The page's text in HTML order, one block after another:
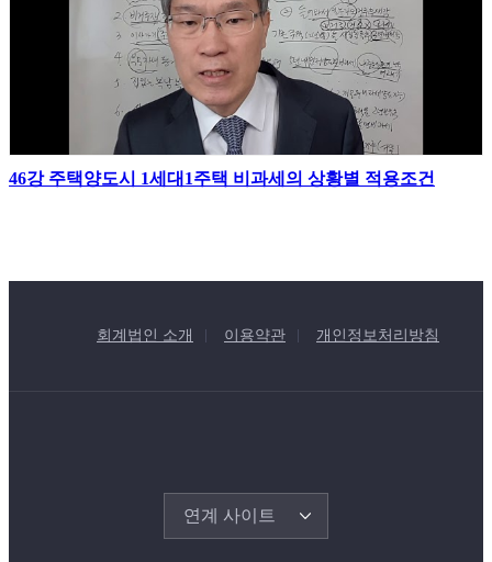
46강 주택양도시 1세대1주택 비과세의 상황별 적용조건
회계법인 소개 이용약관 개인정보처리방침
연계 사이트